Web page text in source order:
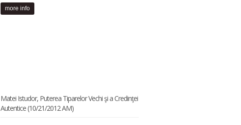
more info
Matei Istudor, Puterea Tiparelor Vechi şi a Credinţei
Autentice (10/21/2012 AM)